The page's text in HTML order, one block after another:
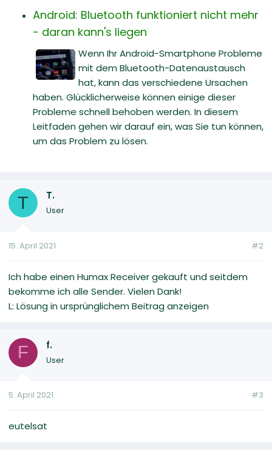
Android: Bluetooth funktioniert nicht mehr
- daran kann's liegen
Wenn Ihr Android-Smartphone Probleme
mit dem Bluetooth-Datenaustausch
hat, kann das verschiedene Ursachen
haben. Glücklicherweise können einige dieser
Probleme schnell behoben werden. In diesem
Leitfaden gehen wir darauf ein, was Sie tun können,
um das Problem zu lösen.
T T.
User
15. April 2021 #2
Ich habe einen Humax Receiver gekauft und seitdem
bekomme ich alle Sender. Vielen Dank!
L: Lösung in ursprünglichem Beitrag anzeigen
F f.
User
5. April 2021 #3
eutelsat